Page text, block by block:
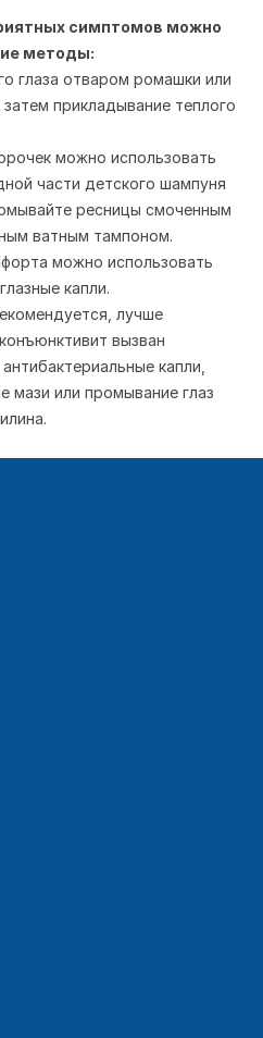
симптомов можно
методы:
глаза отваром ромашки или
прикладывание теплого
можно использовать
части детского шампуня
ресницы смоченным
ватным тампоном.
можно использовать
капли.
лучше
вызван
капли,
мази или промывание глаз